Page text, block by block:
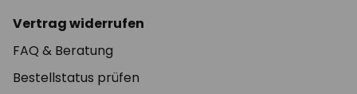
Vertrag widerrufen
FAQ & Beratung
Bestellstatus prüfen